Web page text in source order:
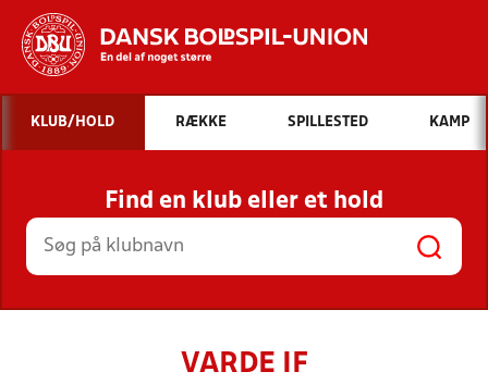
Hvad vil du søge efter?
INDHOLD OG NYHEDER
STILLINGER, RESULTATER, KLUBBER OG
HOLD
KLUB/HOLD RÆKKE SPILLESTED KAMP
Find en klub eller et hold
VARDE IF